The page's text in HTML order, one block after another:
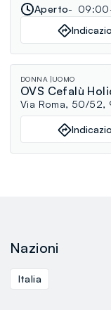
Aperto
DONNA UOMO
OVS Cefalù
Via Roma, 50/52,
Nazioni
Italia